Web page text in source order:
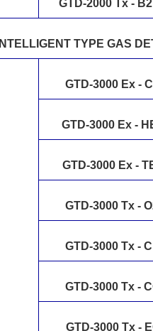
GTD-2000 Tx -
INTELLIGENT TYPE GAS
GTD-3000 Ex -
GTD-3000 Ex -
GTD-3000 Ex -
GTD-3000 Tx -
GTD-3000 Tx -
GTD-3000 Tx -
GTD-3000 Tx -